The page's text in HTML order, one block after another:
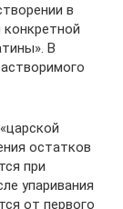
в
В
остатков
при
упаривания
от первого